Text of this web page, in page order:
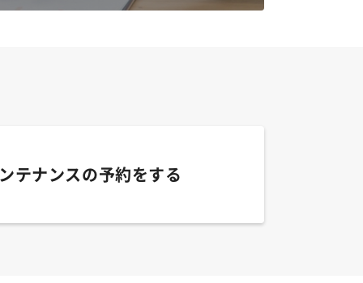
テナンスの予約をする